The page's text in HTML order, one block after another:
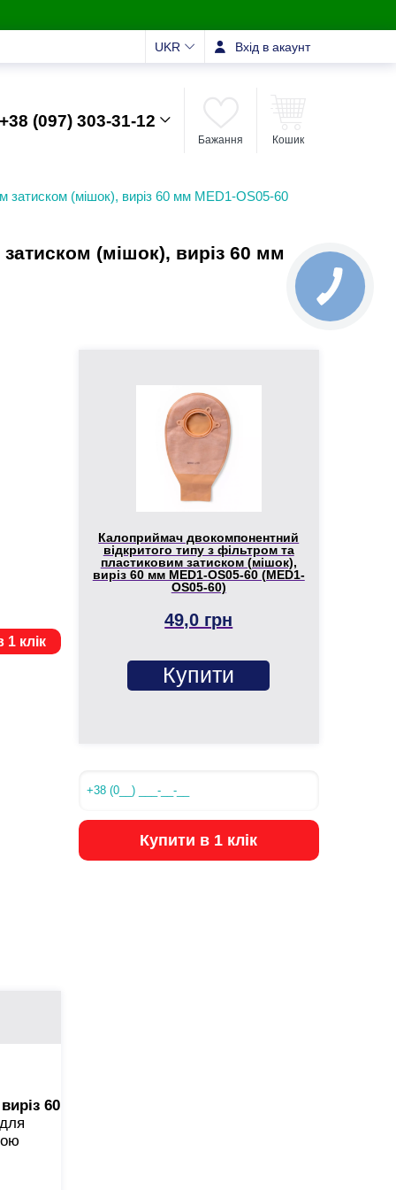
UKR Вхід в акаунт
+38 (097) 303-31-12
Бажання Кошик
затиском (мішок), виріз 60 мм MED1-OS05-60
(мішок), виріз 60 мм
1 клік
60
Калоприймач двокомпонентний
відкритого типу з фільтром та
пластиковим затиском (мішок),
виріз 60 мм MED1-OS05-60 (MED1-
OS05-60)
49,0 грн
Купити
Купити в 1 клік